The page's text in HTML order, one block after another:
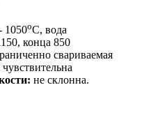
1050oC, вода
конца 850
свариваемая
чувствительна
не склонна.